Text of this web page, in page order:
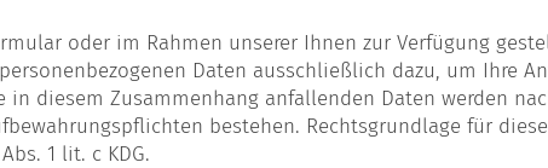
oder im Rahmen unserer Ihnen zur Verfügung
Daten ausschließlich dazu, um Ihre
in diesem Zusammenhang anfallenden Daten werden
bestehen. Rechtsgrundlage für
1 lit. c KDG.